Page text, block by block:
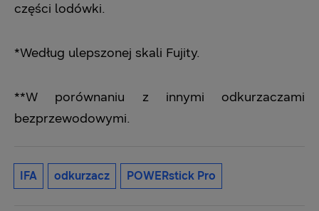
części lodówki.
*Według ulepszonej skali Fujity.
**W porównaniu z innymi odkurzaczami
bezprzewodowymi.
IFA odkurzacz POWERstick Pro